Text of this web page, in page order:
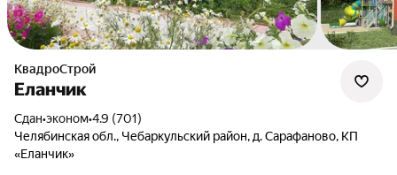
КвадроСтрой
Еланчик
Сдан•эконом•4.9 (701)
Челябинская обл., Чебаркульский район, д. Сарафаново, КП
«Еланчик»